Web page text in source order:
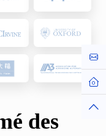
des
Top